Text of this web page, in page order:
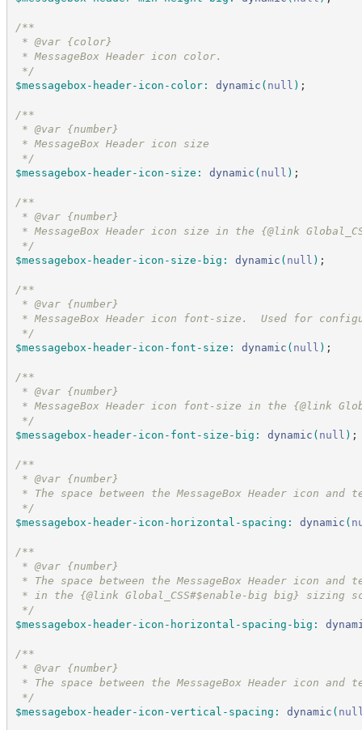
/**
* @var {color}
* MessageBox Header icon color.
*/
$messagebox-header-icon-color: dynamic ( null ) ;
/**
* @var {number}
* MessageBox Header icon size
*/
$messagebox-header-icon-size : dynamic ( null ) ;
/**
* @var {number}
* MessageBox Header icon size in the {@link
*/
$messagebox-header-icon-size-big : dynamic ( null ) ;
/**
* @var {number}
* MessageBox Header icon font-size.  Used for
*/
$messagebox-header-icon-font-size : dynamic ( null ) ;
/**
* @var {number}
* MessageBox Header icon font-size in the {@link
*/
$messagebox-header-icon-font-size-big : dynamic ( null ) ;
/**
* @var {number}
* The space between the MessageBox Header icon
*/
$messagebox-header-icon-horizontal-spacing : dynamic (
/**
* @var {number}
* The space between the MessageBox Header icon
* in the {@link Global_CSS#$enable-big big} sizing
*/
$messagebox-header-icon-horizontal-spacing-big :
/**
* @var {number}
* The space between the MessageBox Header icon
*/
$messagebox-header-icon-vertical-spacing : dynamic (